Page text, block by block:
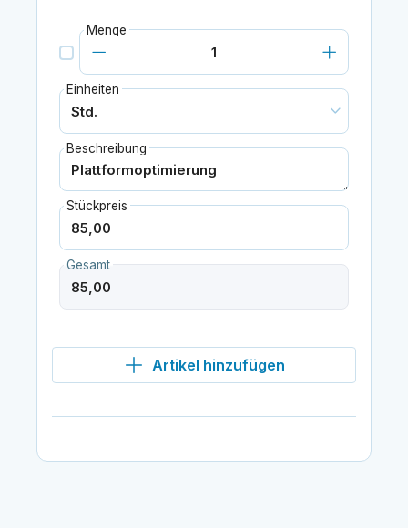
Menge
Einheiten
Beschreibung
Stückpreis
Gesamt
Artikel hinzufügen